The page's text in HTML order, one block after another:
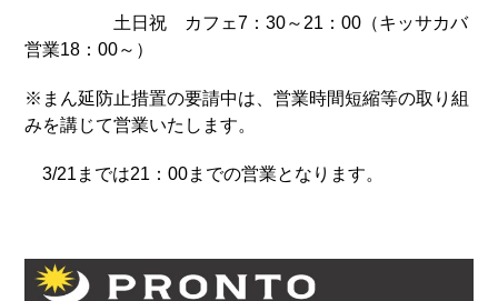
土日祝 カフェ7：30～21：00（キッサカバ
営業18：00～）
※まん延防止措置の要請中は、営業時間短縮等の取り組
みを講じて営業いたします。
3/21までは21：00までの営業となります。